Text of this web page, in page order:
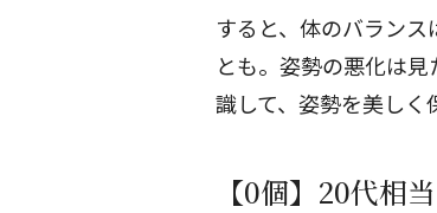
すると、体のバラン
とも。姿勢の悪化は
識して、姿勢を美しく
【0個】20代相当